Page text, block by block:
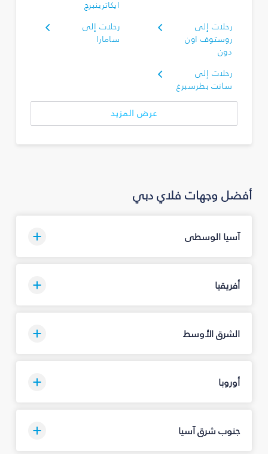
ايكاترينبرج
رحلات إلى
روستوف اون
دون
رحلات إلى
سامارا
رحلات إلى
سانت بطرسبرغ
عرض المزيد
أفضل وجهات فلاي دبي
آسيا الوسطى
أفريقيا
الشرق الأوسط
أوروبا
جنوب شرق آسيا